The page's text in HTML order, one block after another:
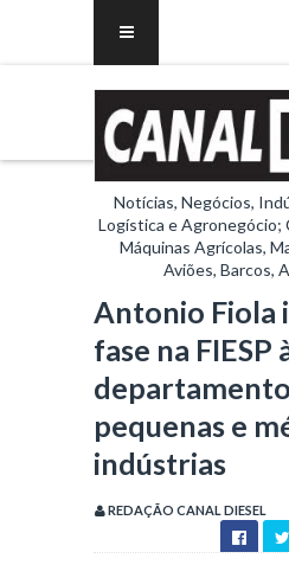
Notícias, Negócios,
Logística e Agronegócio;
Máquinas Agrícolas,
Aviões, Barcos,
Antonio Fiola
fase na
pequenas e
indústrias
REDAÇÃO CANAL DIESEL